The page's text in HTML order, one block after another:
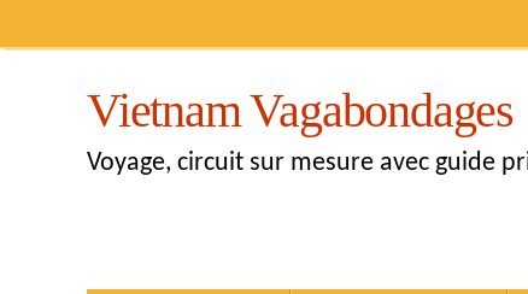
Vietnam Vagabondages
Voyage, circuit sur mesure avec guide